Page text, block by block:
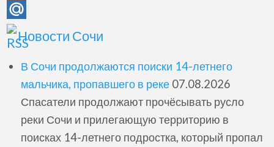
Odnoklassniki
Mail.Ru
Новости Сочи
В Сочи продолжаются поиски 14-летнего
мальчика, пропавшего в реке 07.08.2026
Спасатели продолжают прочёсывать русло
реки Сочи и прилегающую территорию в
поисках 14-летнего подростка, который пропал